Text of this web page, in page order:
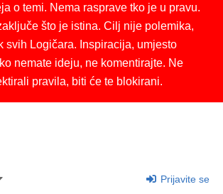
o temi. Nema rasprave tko je u pravu.
što je istina. Cilj nije polemika,
svih Logičara. Inspiracija, umjesto
nemate ideju, ne komentirajte. Ne
pravila, biti će te blokirani.
Prijavite se